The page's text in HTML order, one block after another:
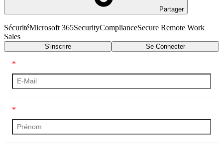
Partager
SécuritéMicrosoft 365SecurityComplianceSecure Remote Work
Sales
S'inscrire Se Connecter
*
*